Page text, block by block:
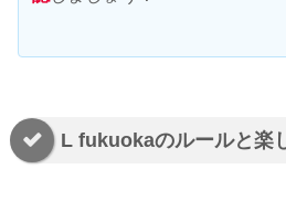
L fukuokaのルールと楽